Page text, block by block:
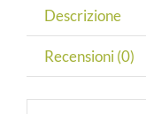
Descrizione
Recensioni (0)